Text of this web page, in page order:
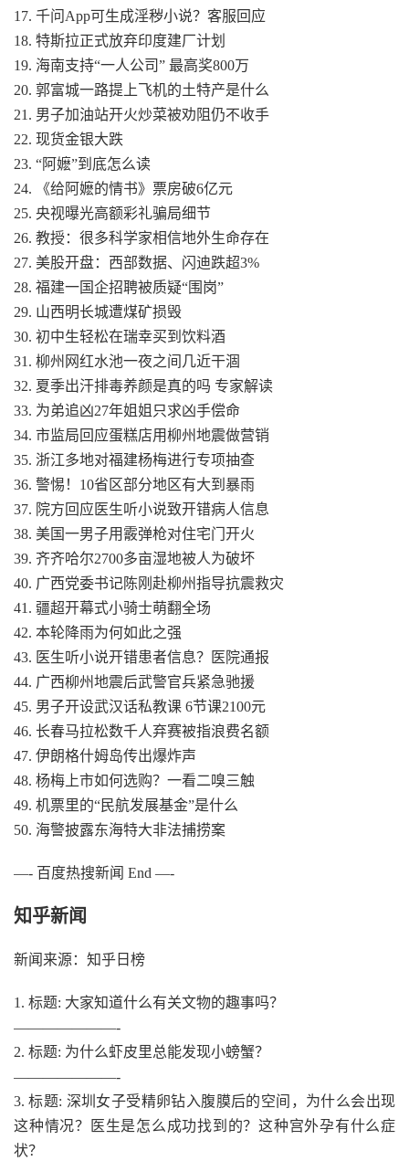
17. 千问App可生成淫秽小说？客服回应
18. 特斯拉正式放弃印度建厂计划
19. 海南支持“一人公司” 最高奖800万
20. 郭富城一路提上飞机的土特产是什么
21. 男子加油站开火炒菜被劝阻仍不收手
22. 现货金银大跌
23. “阿嬷”到底怎么读
24. 《给阿嬷的情书》票房破6亿元
25. 央视曝光高额彩礼骗局细节
26. 教授：很多科学家相信地外生命存在
27. 美股开盘：西部数据、闪迪跌超3%
28. 福建一国企招聘被质疑“围岗”
29. 山西明长城遭煤矿损毁
30. 初中生轻松在瑞幸买到饮料酒
31. 柳州网红水池一夜之间几近干涸
32. 夏季出汗排毒养颜是真的吗 专家解读
33. 为弟追凶27年姐姐只求凶手偿命
34. 市监局回应蛋糕店用柳州地震做营销
35. 浙江多地对福建杨梅进行专项抽查
36. 警惕！10省区部分地区有大到暴雨
37. 院方回应医生听小说致开错病人信息
38. 美国一男子用霰弹枪对住宅门开火
39. 齐齐哈尔2700多亩湿地被人为破坏
40. 广西党委书记陈刚赴柳州指导抗震救灾
41. 疆超开幕式小骑士萌翻全场
42. 本轮降雨为何如此之强
43. 医生听小说开错患者信息？医院通报
44. 广西柳州地震后武警官兵紧急驰援
45. 男子开设武汉话私教课 6节课2100元
46. 长春马拉松数千人弃赛被指浪费名额
47. 伊朗格什姆岛传出爆炸声
48. 杨梅上市如何选购？一看二嗅三触
49. 机票里的“民航发展基金”是什么
50. 海警披露东海特大非法捕捞案
—- 百度热搜新闻 End —-
知乎新闻
新闻来源：知乎日榜
1. 标题: 大家知道什么有关文物的趣事吗？
———————-
2. 标题: 为什么虾皮里总能发现小螃蟹？
———————-
3. 标题: 深圳女子受精卵钻入腹膜后的空间，为什么会出现
这种情况？医生是怎么成功找到的？这种宫外孕有什么症
状？